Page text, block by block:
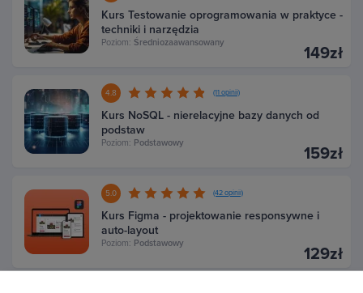
Kurs Testowanie oprogramowania w praktyce -
techniki i narzędzia
Poziom: Średniozaawansowany
149zł
4.8 (11 opinii)
Kurs NoSQL - nierelacyjne bazy danych od
podstaw
Poziom: Podstawowy
159zł
5.0 (42 opinii)
Kurs Figma - projektowanie responsywne i
auto-layout
Poziom: Podstawowy
129zł